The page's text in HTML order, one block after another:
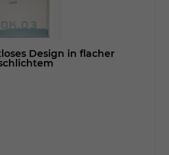
Design in flacher